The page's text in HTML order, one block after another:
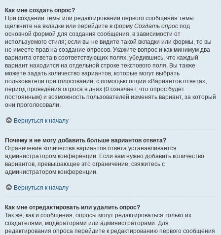
Как мне создать опрос?
При создании темы или редактировании первого сообщения темы
щёлкните на вкладке или перейдите в форму Создать опрос под
основной формой для создания сообщения, в зависимости от
используемого стиля; если вы не видите такой вкладки или формы, то вы
не имеете прав на создание опросов. Укажите вопрос и как минимум два
варианта ответа в соответствующих полях, убедившись, что каждый
вариант находится на отдельной строке текстового поля. Вы также
можете задать количество вариантов, которые могут выбрать
пользователи при голосовании, с помощью опции «Вариантов ответа»,
период проведения опроса в днях (0 означает, что опрос будет
постоянным) и возможность пользователей изменять вариант, за который
они проголосовали.
Вернуться к началу
Почему я не могу добавить больше вариантов ответа?
Ограничение количества вариантов ответа устанавливается
администратором конференции. Если вам нужно добавить количество
вариантов, превышающее это ограничение, свяжитесь с
администратором конференции.
Вернуться к началу
Как мне отредактировать или удалить опрос?
Так же, как и сообщения, опросы могут редактироваться только их
создателями, модераторами или администраторами. Для
редактирования опроса перейдите к редактированию первого сообщения